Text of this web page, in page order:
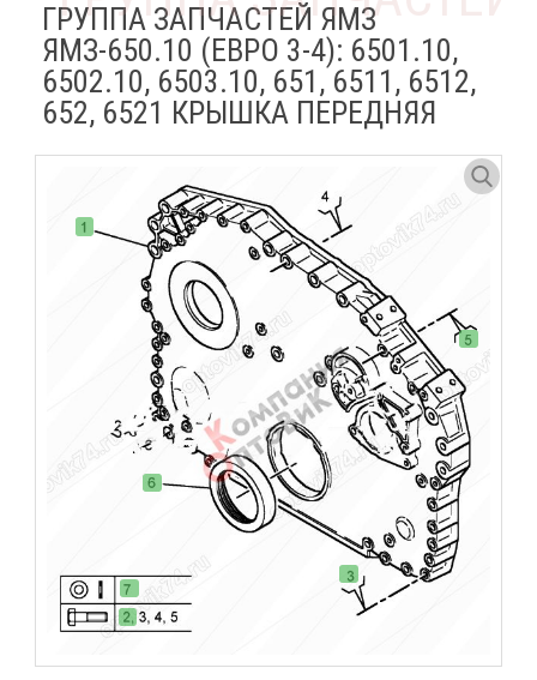
ГРУППА ЗАПЧАСТЕЙ ЯМЗ
ЯМЗ-650.10 (ЕВРО 3-4): 6501.10,
6502.10, 6503.10, 651, 6511, 6512,
652, 6521 КРЫШКА ПЕРЕДНЯЯ